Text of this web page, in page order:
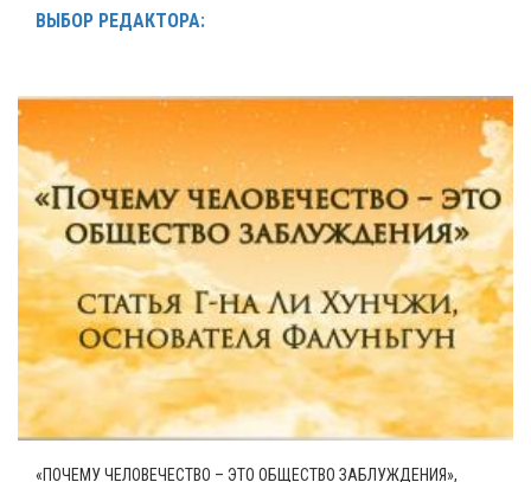
ВЫБОР РЕДАКТОРА:
«ПОЧЕМУ ЧЕЛОВЕЧЕСТВО – ЭТО ОБЩЕСТВО ЗАБЛУЖДЕНИЯ»,